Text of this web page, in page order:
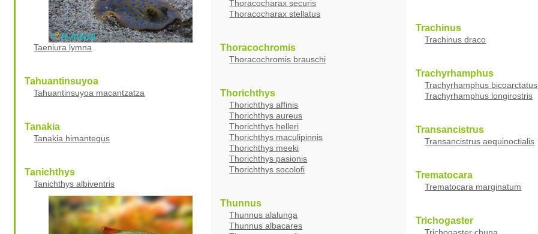
Taeniura lymna
Tahuantinsuyoa
Tahuantinsuyoa macantzatza
Tanakia
Tanakia himantegus
Tanichthys
Tanichthys albiventris
Thoracocharax securis
Thoracocharax stellatus
Thoracochromis
Thoracochromis brauschi
Thorichthys
Thorichthys affinis
Thorichthys aureus
Thorichthys helleri
Thorichthys maculipinnis
Thorichthys meeki
Thorichthys pasionis
Thorichthys socolofi
Thunnus
Thunnus alalunga
Thunnus albacares
Trachinus
Trachinus draco
Trachyrhamphus
Trachyrhamphus bicoarctatus
Trachyrhamphus longirostris
Transancistrus
Transancistrus aequinoctialis
Trematocara
Trematocara marginatum
Trichogaster